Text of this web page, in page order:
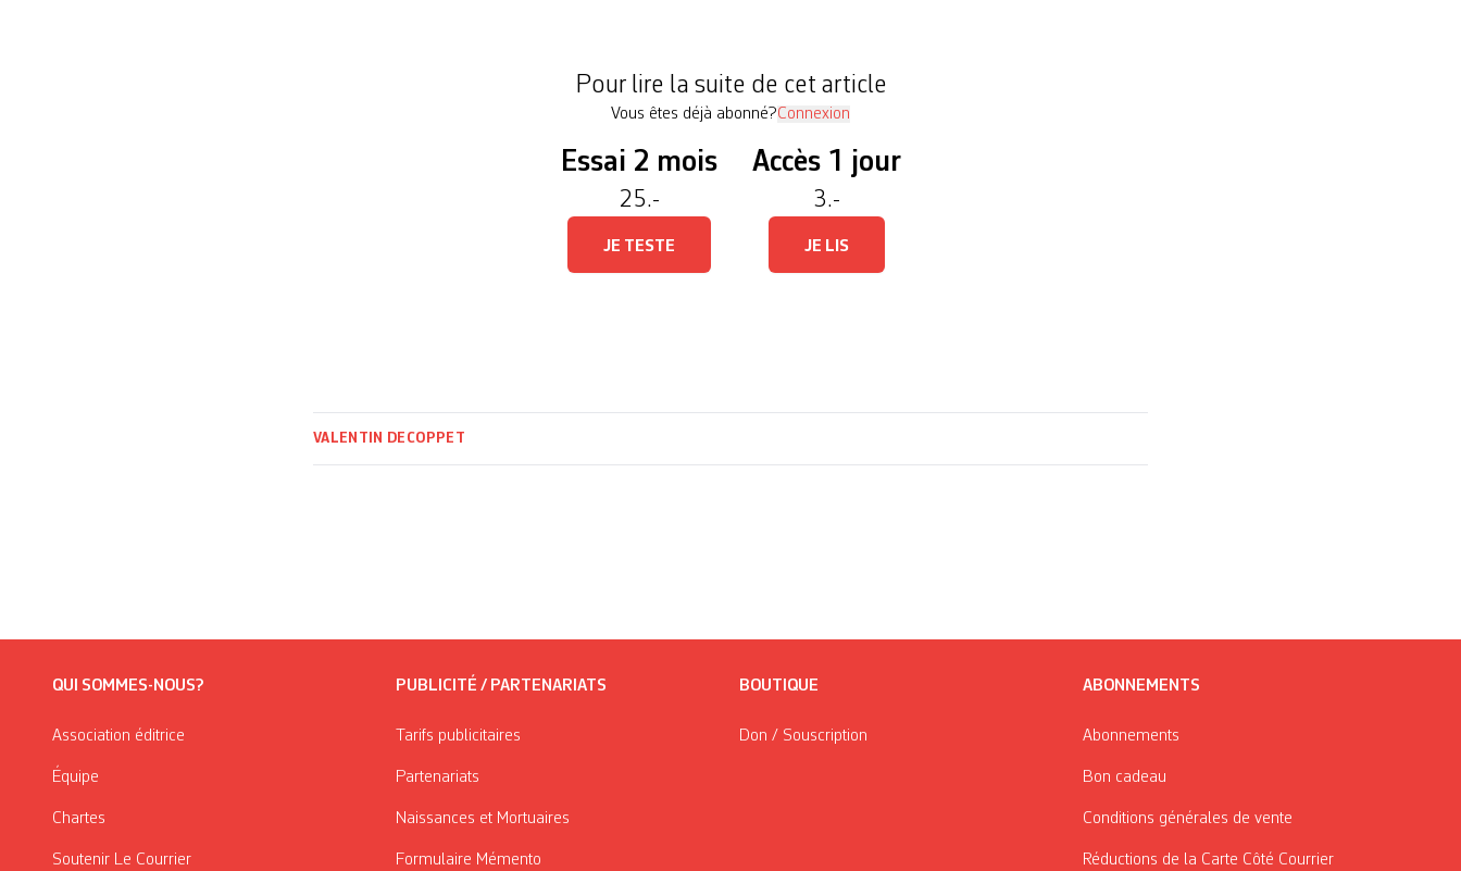
Pour lire la suite de cet article
Vous êtes déjà abonné?Connexion
Essai 2 mois
25.-
JE TESTE
Accès 1 jour
3.-
JE LIS
VALENTIN DECOPPET
QUI SOMMES-NOUS?
Association éditrice
Équipe
Chartes
Soutenir Le Courrier
PUBLICITÉ / PARTENARIATS
Tarifs publicitaires
Partenariats
Naissances et Mortuaires
Formulaire Mémento
BOUTIQUE
Don / Souscription
ABONNEMENTS
Abonnements
Bon cadeau
Conditions générales de vente
Réductions de la Carte Côté Courrier